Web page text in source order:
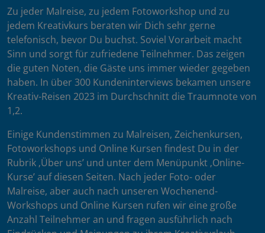
Zu jeder Malreise, zu jedem Fotoworkshop und zu
jedem Kreativkurs beraten wir Dich sehr gerne
telefonisch, bevor Du buchst. Soviel Vorarbeit macht
Sinn und sorgt für zufriedene Teilnehmer. Das zeigen
die guten Noten, die Gäste uns immer wieder gegeben
haben. In über 300 Kundeninterviews bekamen unsere
Kreativ-Reisen 2023 im Durchschnitt die Traumnote von
1,2.
Einige Kundenstimmen zu Malreisen, Zeichenkursen,
Fotoworkshops und Online Kursen findest Du in der
Rubrik ‚Über uns’ und unter dem Menüpunkt ‚Online-
Kurse’ auf diesen Seiten. Nach jeder Foto- oder
Malreise, aber auch nach unseren Wochenend-
Workshops und Online Kursen rufen wir eine große
Anzahl Teilnehmer an und fragen ausführlich nach